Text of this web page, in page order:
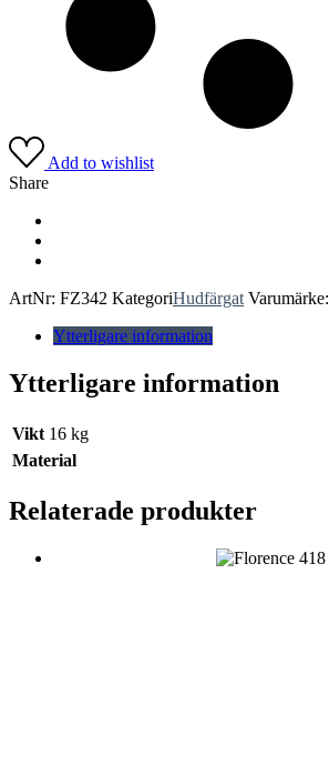
Add to wishlist
Share
ArtNr: FZ342 KategoriHudfärgat Varumärke:
Ytterligare information
Ytterligare information
Vikt 16 kg
Material
Relaterade produkter